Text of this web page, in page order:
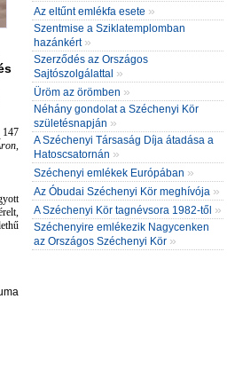
Az eltűnt emlékfa esete »
Szentmise a Sziklatemplomban
hazánkért »
Szerződés az Országos
Sajtószolgálattal »
Üröm az örömben »
Néhány gondolat a Széchenyi Kör
születésnapján »
A Széchenyi Társaság Díja átadása a
Hatoscsatornán »
Széchenyi emlékek Európában »
Az Óbudai Széchenyi Kör meghívója »
A Széchenyi Kör tagnévsora 1982-től »
Széchenyire emlékezik Nagycenken
az Országos Széchenyi Kör »